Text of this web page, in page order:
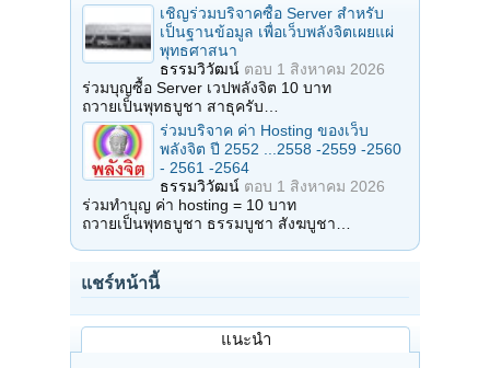
เชิญร่วมบริจาคซื้อ Server สำหรับ
เป็นฐานข้อมูล เพื่อเว็บพลังจิตเผยแผ่
พุทธศาสนา
ธรรมวิวัฒน์ ตอบ 1 สิงหาคม 2026
ร่วมบุญซื้อ Server เวปพลังจิต 10 บาท
ถวายเป็นพุทธบูชา สาธุครับ…
ร่วมบริจาค ค่า Hosting ของเว็บ
พลังจิต ปี 2552 ...2558 -2559 -2560
- 2561 -2564
ธรรมวิวัฒน์ ตอบ 1 สิงหาคม 2026
ร่วมทำบุญ ค่า hosting = 10 บาท
ถวายเป็นพุทธบูชา ธรรมบูชา สังฆบูชา…
แชร์หน้านี้
แนะนำ